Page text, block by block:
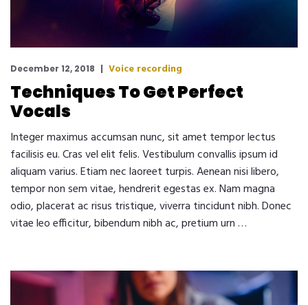
December 12, 2018 Voice recording
Techniques To Get Perfect
Vocals
Integer maximus accumsan nunc, sit amet tempor lectus
facilisis eu. Cras vel elit felis. Vestibulum convallis ipsum id
aliquam varius. Etiam nec laoreet turpis. Aenean nisi libero,
tempor non sem vitae, hendrerit egestas ex. Nam magna
odio, placerat ac risus tristique, viverra tincidunt nibh. Donec
vitae leo efficitur, bibendum nibh ac, pretium urn …